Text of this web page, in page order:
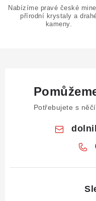
s
Nabízíme pravé české
přírodní krystaly a
kameny.
Potřebujete s